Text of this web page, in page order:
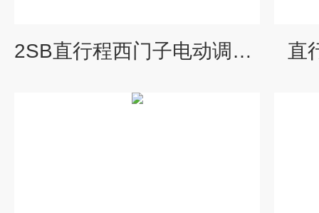
2SB直行程西门子电动调节阀 直